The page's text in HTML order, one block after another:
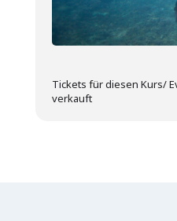
Tickets für diesen Kurs/
verkauft